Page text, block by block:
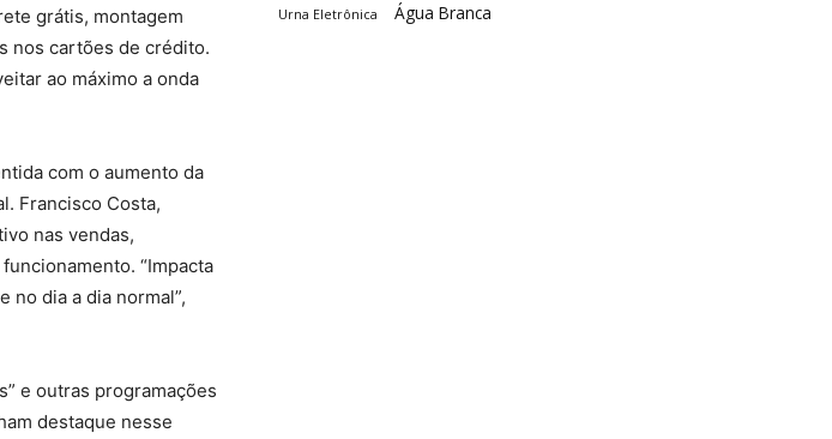
grátis, montagem
nos cartões de crédito.
ao máximo a onda
com o aumento da
Francisco Costa,
nas vendas,
“Impacta
no dia a dia normal”,
e outras programações
destaque nesse
Urna Eletrônica Água Branca